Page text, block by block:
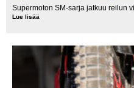
Supermoton SM-sarja jatkuu reilun
Lue lisää
seuraavaksi
Hyvinkäällä